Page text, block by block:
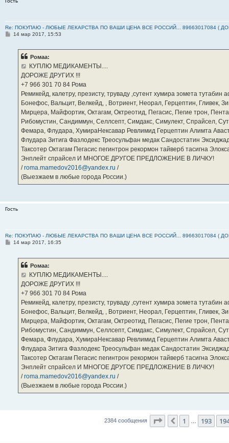
Re: ПОКУПАЮ - ЛЮБЫЕ ЛЕКАРСТВА ПО ВАШИ ЦЕНА ВСЕ РОССИЙ... 89663017084 (
С14 мар 2017, 15:53
Ромаа:
КУПЛЮ МЕДИКАМЕНТЫ....
ДОРОЖЕ ДРУГИХ !!!
‪+7 966 301 70 84‬ Рома
Ремикейд, калетру, презисту, труваду ,сутент хумира зомета
Бонефос, Вальцит, Велкейд, , Вотриент, Неорал, Герцептин, Гливек,
Мирцера, Майфортик, Октагам, Октреотид, Пегасис, Пегие трон,
Рибомустин, Сандиммун, Селлсепт, Симдакс, Симулект, Спрайсел,
Фемара, Флудара, ХумираНексавар Ревлимид Герцептин Алимта
Флудара Зитига Фазлодекс Треосульфан медак Сандостатин
Таксотер Октагам Пегасис пегинтрон рекормон тайверб тасигна
Энплейт спрайсел И МНОГОЕ ДРУГОЕ ПРЕДЛОЖЕНИЕ В ЛИЧКУ!
/roma.mamedov2016@yandex.ru /
(Выезжаем в любые города России.)
Гость
Re: ПОКУПАЮ - ЛЮБЫЕ ЛЕКАРСТВА ПО ВАШИ ЦЕНА ВСЕ РОССИЙ... 89663017084 (
С14 мар 2017, 16:35
Ромаа:
КУПЛЮ МЕДИКАМЕНТЫ....
ДОРОЖЕ ДРУГИХ !!!
‪+7 966 301 70 84‬ Рома
Ремикейд, калетру, презисту, труваду ,сутент хумира зомета
Бонефос, Вальцит, Велкейд, , Вотриент, Неорал, Герцептин, Гливек,
Мирцера, Майфортик, Октагам, Октреотид, Пегасис, Пегие трон,
Рибомустин, Сандиммун, Селлсепт, Симдакс, Симулект, Спрайсел,
Фемара, Флудара, ХумираНексавар Ревлимид Герцептин Алимта
Флудара Зитига Фазлодекс Треосульфан медак Сандостатин
Таксотер Октагам Пегасис пегинтрон рекормон тайверб тасигна
Энплейт спрайсел И МНОГОЕ ДРУГОЕ ПРЕДЛОЖЕНИЕ В ЛИЧКУ!
/roma.mamedov2016@yandex.ru /
(Выезжаем в любые города России.)
2384 сообщения Страница 195из
Пред.
1 193